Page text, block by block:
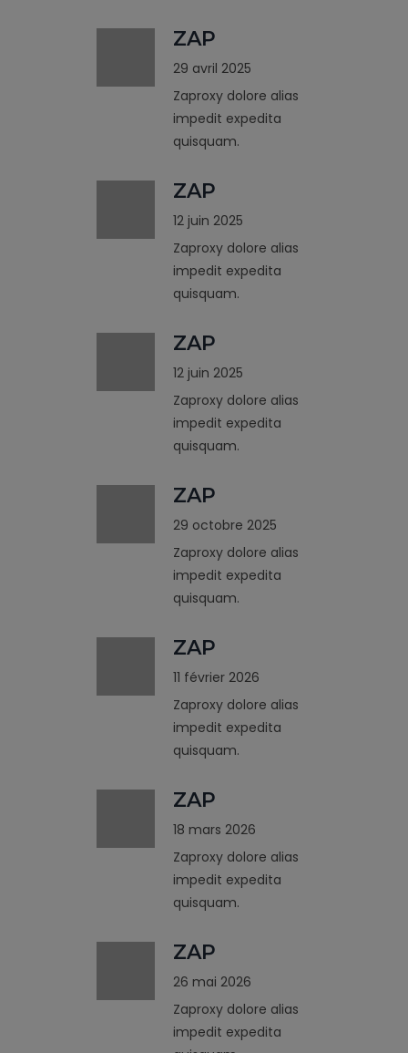
ZAP
29 avril 2025
Zaproxy dolore alias
impedit expedita
quisquam.
ZAP
12 juin 2025
Zaproxy dolore alias
impedit expedita
quisquam.
ZAP
12 juin 2025
Zaproxy dolore alias
impedit expedita
quisquam.
ZAP
29 octobre 2025
Zaproxy dolore alias
impedit expedita
quisquam.
ZAP
11 février 2026
Zaproxy dolore alias
impedit expedita
quisquam.
ZAP
18 mars 2026
Zaproxy dolore alias
impedit expedita
quisquam.
ZAP
26 mai 2026
Zaproxy dolore alias
impedit expedita